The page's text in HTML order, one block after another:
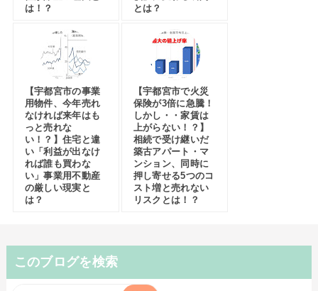
は！？
とは？
【宇都宮市の事業
用物件、今年売れ
なければ来年はも
っと売れな
い！？】住宅と違
い「利益が出なけ
れば誰も買わな
い」事業用不動産
の厳しい現実と
は？
【宇都宮市で火災
保険が3倍に急騰！
しかし・・家賃は
上がらない！？】
相続で受け継いだ
築古アパート・マ
ンション、同時に
押し寄せる5つのコ
スト増と売れない
リスクとは！？
このブログを検索